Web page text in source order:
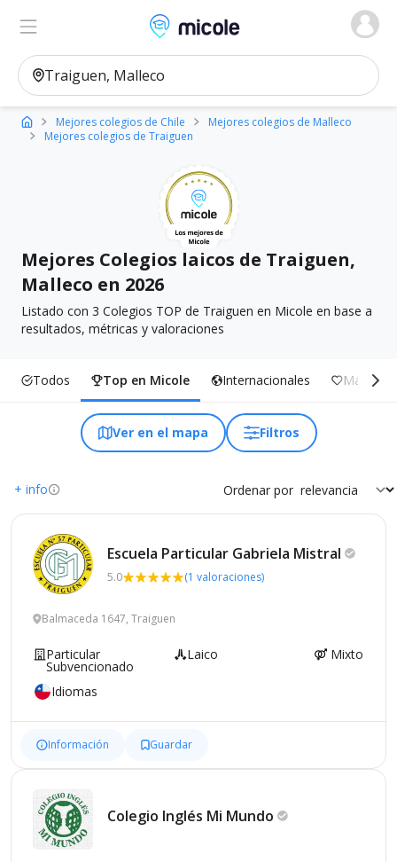
Micole, buscador de colegios
Ver en el mapa
Mejores colegios de Chile
Mejores colegios de Malleco
Mejores colegios de Traiguen
Mejores Colegios laicos de Traiguen,
Malleco en 2026
Listado con 3 Colegios TOP de Traiguen en Micole en base a
resultados, métricas y valoraciones
Todos Top en Micole Internacionales Más
Ver en el mapa Filtros
+ info Ordenar por
Escuela Particular Gabriela Mistral
5.0 (1 valoraciones)
Balmaceda 1647, Traiguen
Particular
Subvencionado
Laico Mixto
Idiomas
Información Guardar
Colegio Inglés Mi Mundo